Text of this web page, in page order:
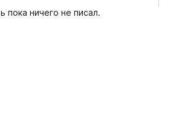
пока ничего не писал.